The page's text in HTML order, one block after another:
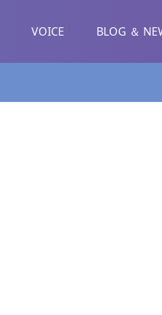
VOICE BLOG ＆